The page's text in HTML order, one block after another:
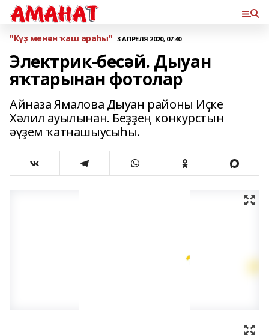
"Күҙ менән ҡаш араһы" 3 АПРЕЛЯ 2020, 07:40
Электрик-бесәй. Дыуан
яҡтарынан фотолар
Айназа Ямалова Дыуан районы Иҫке
Хәлил ауылынан. Беҙҙең конкурстын
әүҙем ҡатнашыусыһы.